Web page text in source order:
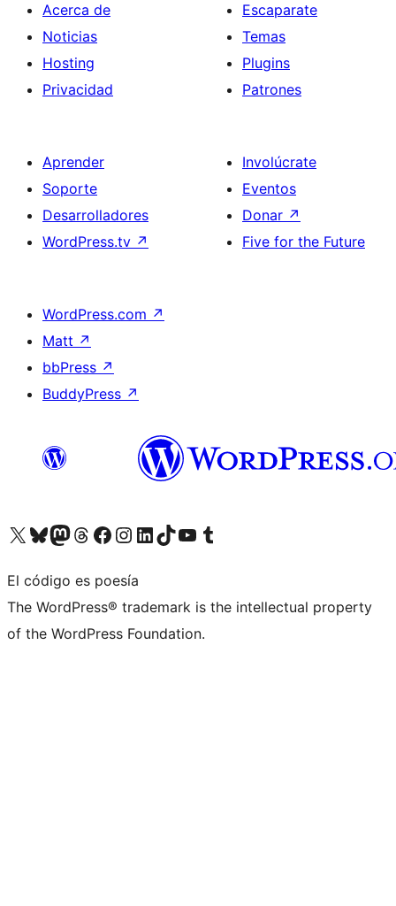
Acerca de
Noticias
Hosting
Privacidad
Escaparate
Temas
Plugins
Patrones
Aprender
Soporte
Desarrolladores
WordPress.tv ↗
Involúcrate
Eventos
Donar ↗
Five for the Future
WordPress.com ↗
Matt ↗
bbPress ↗
BuddyPress ↗
Visita nuestra cuenta de X (anteriormente Twitter)
Visita nuestra cuenta de Bluesky
Visita nuestra cuenta de Mastodon
Visita nuestra cuenta de Threads
Visita nuestra página de Facebook
Visita nuestra cuenta de Instagram
Visita nuestra cuenta de LinkedIn
Visita nuestra cuenta de TikTok
Visita nuestro canal de YouTube
Visita nuestra cuenta de Tumblr
El código es poesía
The WordPress® trademark is the intellectual property
of the WordPress Foundation.